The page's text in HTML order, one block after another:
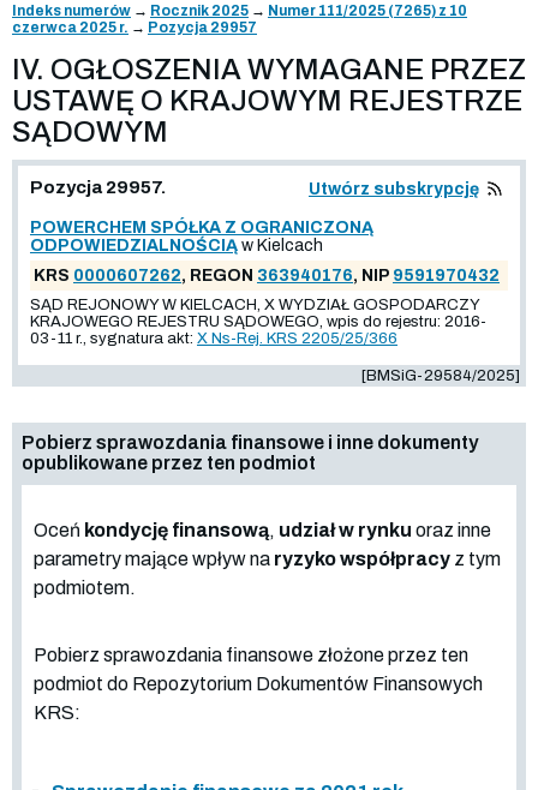
Indeks numerów → Rocznik 2025 → Numer 111/2025 (7265) z 10
czerwca 2025 r. → Pozycja 29957
IV. OGŁOSZENIA WYMAGANE PRZEZ
USTAWĘ O KRAJOWYM REJESTRZE
SĄDOWYM
Pozycja 29957. Utwórz subskrypcję
POWERCHEM SPÓŁKA Z OGRANICZONĄ
ODPOWIEDZIALNOŚCIĄ w Kielcach
KRS 0000607262, REGON 363940176, NIP 9591970432
SĄD REJONOWY W KIELCACH, X WYDZIAŁ GOSPODARCZY
KRAJOWEGO REJESTRU SĄDOWEGO, wpis do rejestru: 2016-
03-11 r., sygnatura akt: X Ns-Rej. KRS 2205/25/366
[BMSiG-29584/2025]
Pobierz sprawozdania finansowe i inne dokumenty
opublikowane przez ten podmiot
Oceń kondycję finansową, udział w rynku oraz inne
parametry mające wpływ na ryzyko współpracy z tym
podmiotem.
Pobierz sprawozdania finansowe złożone przez ten
podmiot do Repozytorium Dokumentów Finansowych
KRS: